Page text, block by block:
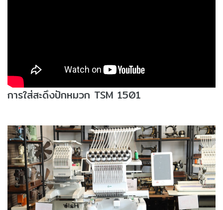
การใส่สะดึงปักหมวก TSM 1501